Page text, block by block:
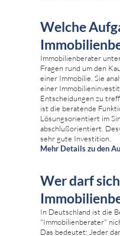
Welche
Immobilienberater
Fragen rund um den
einer Immobilie. Sie
einer
Entscheidungen zu
ist die beratende
Lösungsorientiert im
abschlußorientiert.
sehr gute Investition.
Mehr Details zu den
Wer darf sich
In Deutschland ist die
"Immobilienberater"
Das bedeutet: Jeder